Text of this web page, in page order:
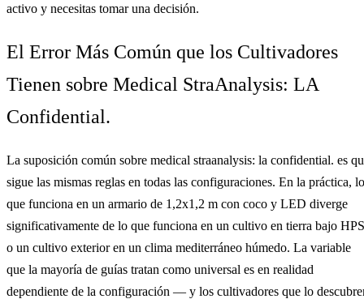
activo y necesitas tomar una decisión.
El Error Más Común que los Cultivadores
Tienen sobre Medical StraAnalysis: LA
Confidential.
La suposición común sobre medical straanalysis: la confidential. es
sigue las mismas reglas en todas las configuraciones. En la práctica, lo
que funciona en un armario de 1,2x1,2 m con coco y LED diverge
significativamente de lo que funciona en un cultivo en tierra bajo
o un cultivo exterior en un clima mediterráneo húmedo. La variable
que la mayoría de guías tratan como universal es en realidad
dependiente de la configuración — y los cultivadores que lo